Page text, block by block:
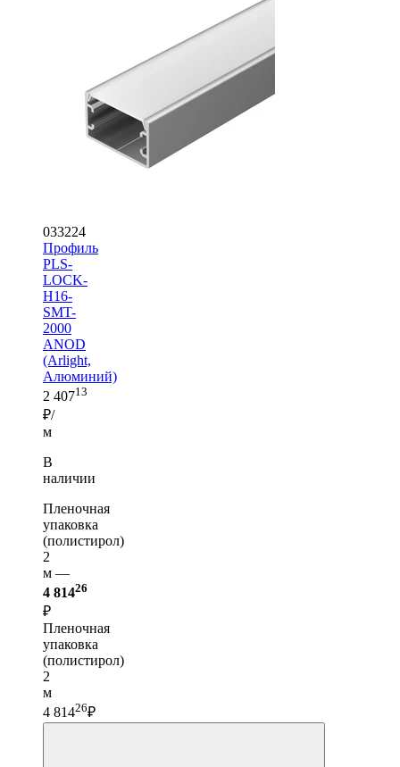
033224
Профиль
PLS-
LOCK-
H16-
SMT-
2000
ANOD
(Arlight,
Алюминий)
2 40713
₽/
м
В
наличии
Пленочная
упаковка
(полистирол)
2
м —
4 81426
₽
Пленочная
упаковка
(полистирол)
2
м
4 81426₽